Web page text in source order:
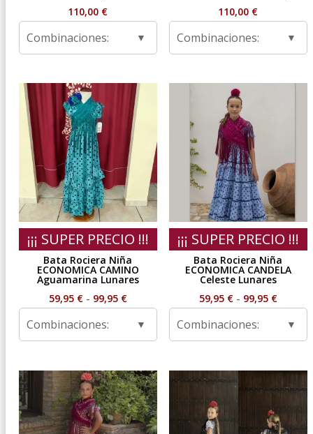
110,00 €
Combinaciones:
110,00 €
Combinaciones:
¡¡¡ SUPER PRECIO !!!
Bata Rociera Niña
ECONOMICA CAMINO
Aguamarina Lunares
59,95 € - 99,95 €Rango
59,95 €
hasta
99,95 €
Combinaciones:
¡¡¡ SUPER PRECIO !!!
Bata Rociera Niña
ECONOMICA CANDELA
Celeste Lunares
59,95 € - 99,95 €Rango
59,95 €
hasta
99,95 €
Combinaciones: